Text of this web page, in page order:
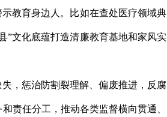
教育身边人。比如在查处医疗领域典
”文化底蕴打造清廉教育基地和家风实
，惩治防割裂理解、偏废推进，反腐
责任分工，推动各类监督横向贯通、